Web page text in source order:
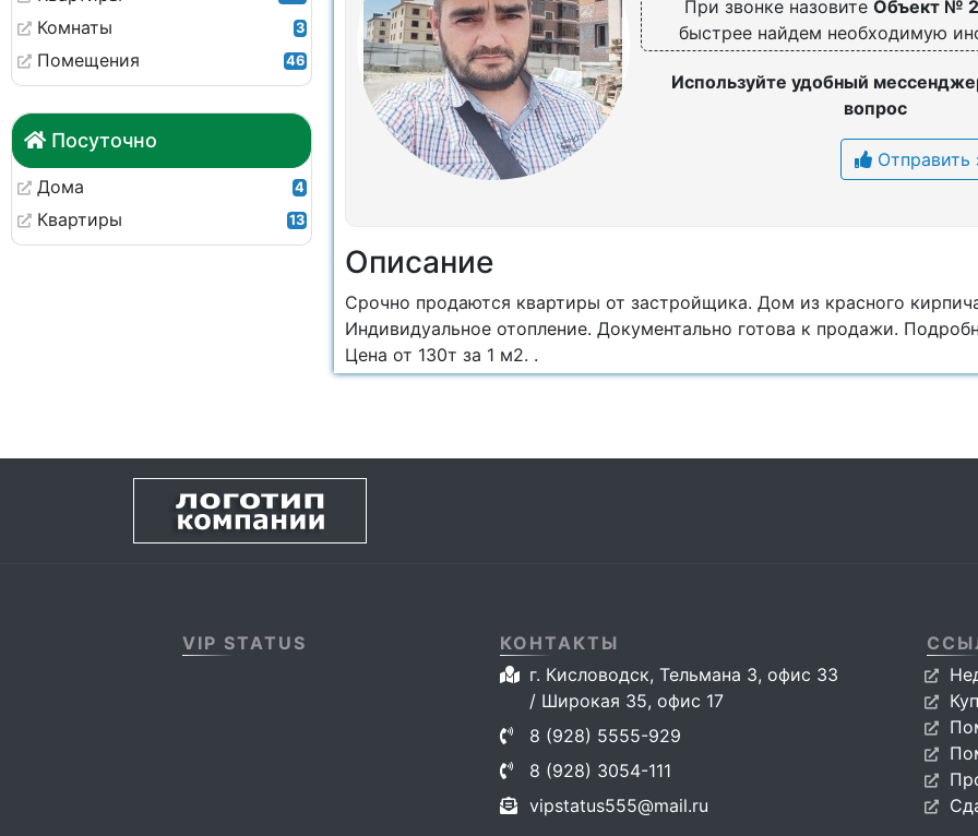
Комнаты 3
Помещения 46
Посуточно
Дома 4
Квартиры 13
При звонке назовите Объект №
быстрее найдем необходимую
Используйте удобный
вопрос
Отправить
Описание
Срочно продаются квартиры от застройщика. Дом из красного
Индивидуальное отопление. Документально готова к продажи.
Цена от 130т за 1 м2. .
VIP STATUS
КОНТАКТЫ
г. Кисловодск, Тельмана 3, офис 33
/ Широкая 35, офис 17
8 (928) 5555-929
8 (928) 3054-111
vipstatus555@mail.ru